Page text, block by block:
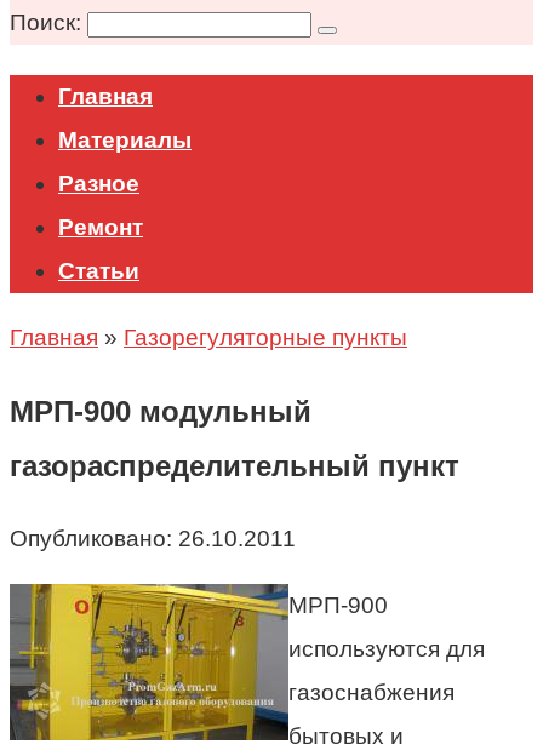
Поиск:
Главная
Материалы
Разное
Ремонт
Статьи
Главная » Газорегуляторные пункты
МРП-900 модульный
газораспределительный пункт
Опубликовано: 26.10.2011
МРП-900
используются для
газоснабжения
бытовых и